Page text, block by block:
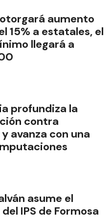
aumento
15% a estatales, el
llegará a
profundiza la
contra
avanza con una
asume el
IPS de Formosa